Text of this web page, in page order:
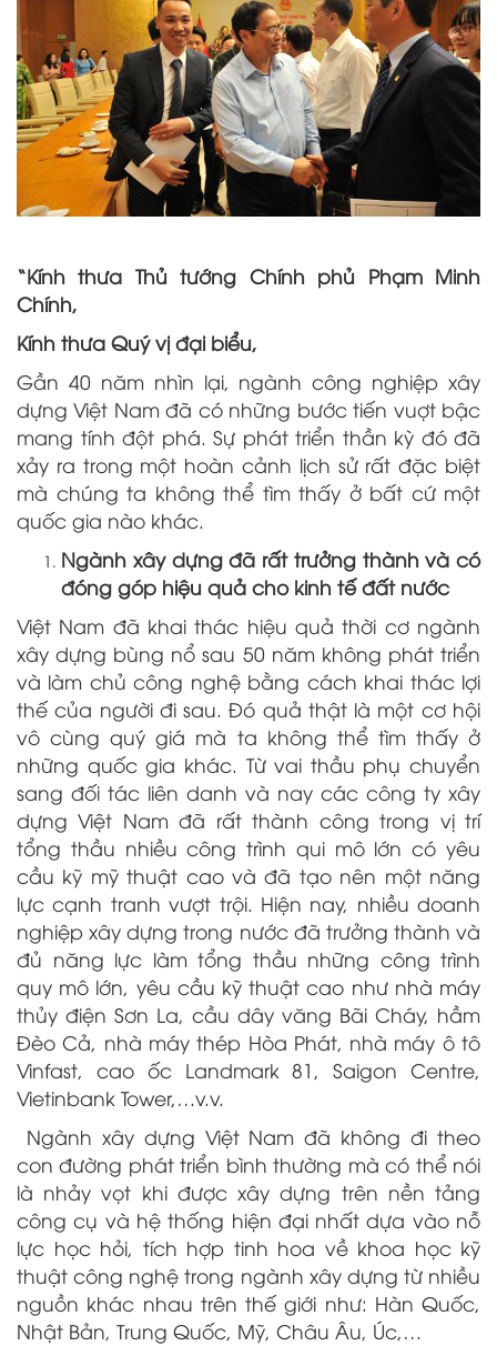
“Kính thưa Thủ tướng Chính phủ Phạm Minh
Chính,
Kính thưa Quý vị đại biểu,
Gần 40 năm nhìn lại, ngành công nghiệp xây
dựng Việt Nam đã có những bước tiến vuợt bậc
mang tính đột phá. Sự phát triển thần kỳ đó đã
xảy ra trong một hoàn cảnh lịch sử rất đặc biệt
mà chúng ta không thể tìm thấy ở bất cứ một
quốc gia nào khác.
Ngành xây dựng đã rất trưởng thành và có
đóng góp hiệu quả cho kinh tế đất nước
Việt Nam đã khai thác hiệu quả thời cơ ngành
xây dựng bùng nổ sau 50 năm không phát triển
và làm chủ công nghệ bằng cách khai thác lợi
thế của người đi sau. Đó quả thật là một cơ hội
vô cùng quý giá mà ta không thể tìm thấy ở
những quốc gia khác. Từ vai thầu phụ chuyển
sang đối tác liên danh và nay các công ty xây
dựng Việt Nam đã rất thành công trong vị trí
tổng thầu nhiều công trình qui mô lớn có yêu
cầu kỹ mỹ thuật cao và đã tạo nên một năng
lực cạnh tranh vượt trội. Hiện nay, nhiều doanh
nghiệp xây dựng trong nước đã trưởng thành và
đủ năng lực làm tổng thầu những công trình
quy mô lớn, yêu cầu kỹ thuật cao như nhà máy
thủy điện Sơn La, cầu dây văng Bãi Cháy, hầm
Đèo Cả, nhà máy thép Hòa Phát, nhà máy ô tô
Vinfast, cao ốc Landmark 81, Saigon Centre,
Vietinbank Tower,…v.v.
Ngành xây dựng Việt Nam đã không đi theo
con đường phát triển bình thường mà có thể nói
là nhảy vọt khi được xây dựng trên nền tảng
công cụ và hệ thống hiện đại nhất dựa vào nỗ
lực học hỏi, tích hợp tinh hoa về khoa học kỹ
thuật công nghệ trong ngành xây dựng từ nhiều
nguồn khác nhau trên thế giới như: Hàn Quốc,
Nhật Bản, Trung Quốc, Mỹ, Châu Âu, Úc,…